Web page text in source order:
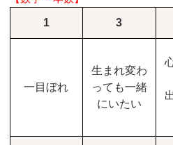
1 3
一目ぼれ
生まれ変わ
っても一緒
にいたい